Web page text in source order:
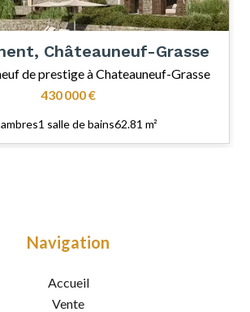
Châteauneuf-Grasse
de prestige à Chateauneuf-Grasse
430 000 €
1 salle de bains62.81 m²
Navigation
Accueil
Vente